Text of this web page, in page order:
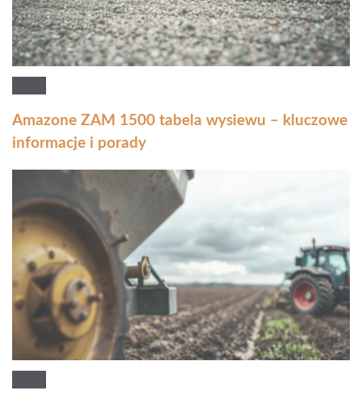
Amazone ZAM 1500 tabela wysiewu – kluczowe
informacje i porady